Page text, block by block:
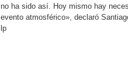
no ha sido así. Hoy mismo hay
evento atmosférico», declaró
lp